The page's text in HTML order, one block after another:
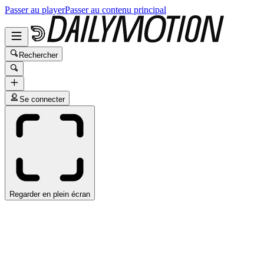
Passer au playerPasser au contenu principal
Rechercher
Se connecter
Regarder en plein écran